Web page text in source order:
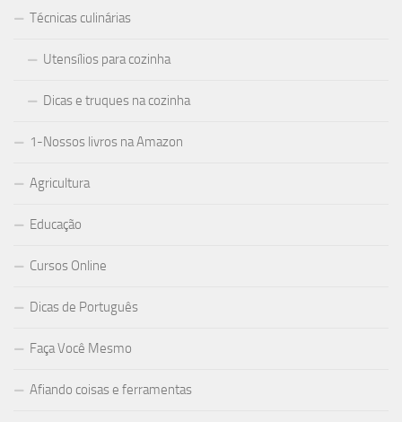
Técnicas culinárias
Utensílios para cozinha
Dicas e truques na cozinha
1-Nossos livros na Amazon
Agricultura
Educação
Cursos Online
Dicas de Português
Faça Você Mesmo
Afiando coisas e ferramentas